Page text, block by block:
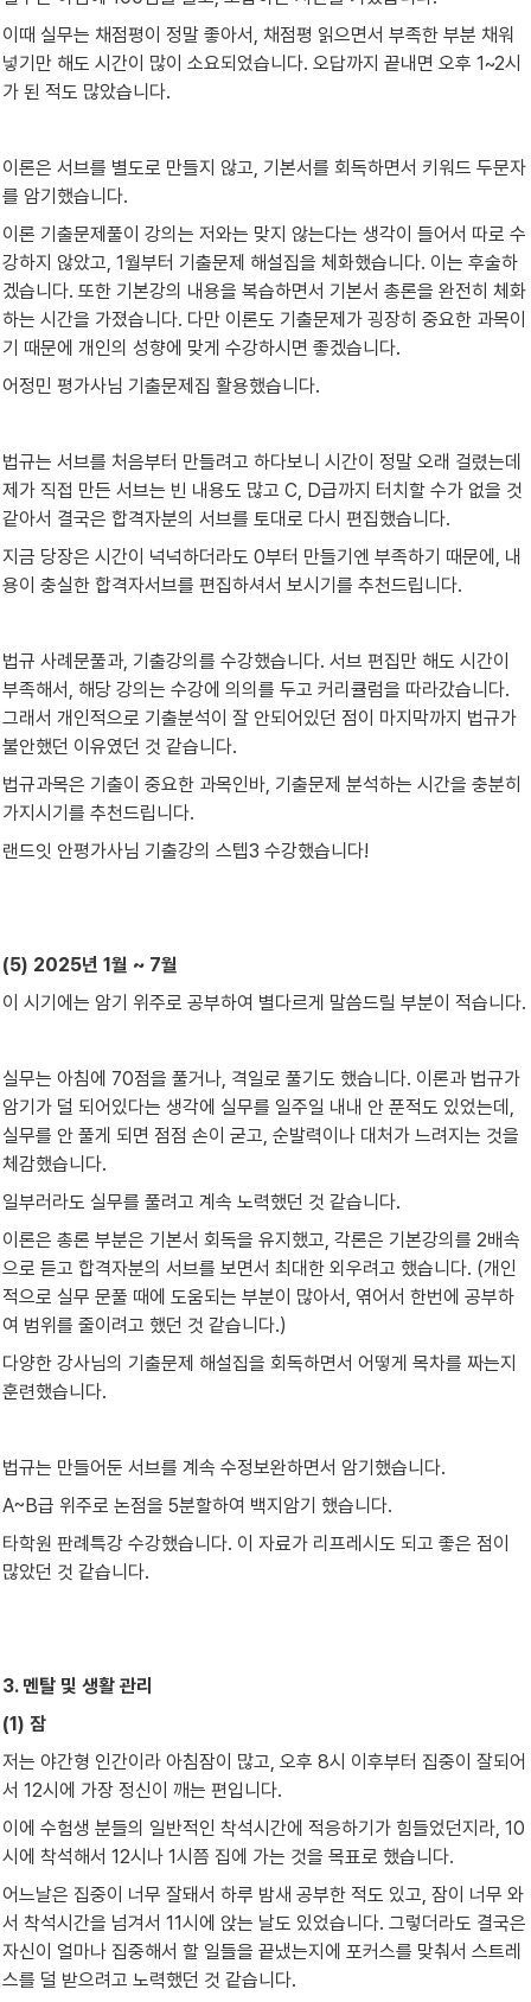
이때 실무는 채점평이 정말 좋아서, 채점평 읽으면서 부족한 부분 채워
넣기만 해도 시간이 많이 소요되었습니다. 오답까지 끝내면 오후 1~2시
가 된 적도 많았습니다.
이론은 서브를 별도로 만들지 않고, 기본서를 회독하면서 키워드 두문자
를 암기했습니다.
이론 기출문제풀이 강의는 저와는 맞지 않는다는 생각이 들어서 따로 수
강하지 않았고, 1월부터 기출문제 해설집을 체화했습니다. 이는 후술하
겠습니다. 또한 기본강의 내용을 복습하면서 기본서 총론을 완전히 체화
하는 시간을 가졌습니다. 다만 이론도 기출문제가 굉장히 중요한 과목이
기 때문에 개인의 성향에 맞게 수강하시면 좋겠습니다.
어정민 평가사님 기출문제집 활용했습니다.
법규는 서브를 처음부터 만들려고 하다보니 시간이 정말 오래 걸렸는데
제가 직접 만든 서브는 빈 내용도 많고 C, D급까지 터치할 수가 없을 것
같아서 결국은 합격자분의 서브를 토대로 다시 편집했습니다.
지금 당장은 시간이 넉넉하더라도 0부터 만들기엔 부족하기 때문에, 내
용이 충실한 합격자서브를 편집하셔서 보시기를 추천드립니다.
법규 사례문풀과, 기출강의를 수강했습니다. 서브 편집만 해도 시간이
부족해서, 해당 강의는 수강에 의의를 두고 커리큘럼을 따라갔습니다.
그래서 개인적으로 기출분석이 잘 안되어있던 점이 마지막까지 법규가
불안했던 이유였던 것 같습니다.
법규과목은 기출이 중요한 과목인바, 기출문제 분석하는 시간을 충분히
가지시기를 추천드립니다.
랜드잇 안평가사님 기출강의 스텝3 수강했습니다!
(5) 2025년 1월 ~ 7월
이 시기에는 암기 위주로 공부하여 별다르게 말씀드릴 부분이 적습니다.
실무는 아침에 70점을 풀거나, 격일로 풀기도 했습니다. 이론과 법규가
암기가 덜 되어있다는 생각에 실무를 일주일 내내 안 푼적도 있었는데,
실무를 안 풀게 되면 점점 손이 굳고, 순발력이나 대처가 느려지는 것을
체감했습니다.
일부러라도 실무를 풀려고 계속 노력했던 것 같습니다.
이론은 총론 부분은 기본서 회독을 유지했고, 각론은 기본강의를 2배속
으로 듣고 합격자분의 서브를 보면서 최대한 외우려고 했습니다. (개인
적으로 실무 문풀 때에 도움되는 부분이 많아서, 엮어서 한번에 공부하
여 범위를 줄이려고 했던 것 같습니다.)
다양한 강사님의 기출문제 해설집을 회독하면서 어떻게 목차를 짜는지
훈련했습니다.
법규는 만들어둔 서브를 계속 수정보완하면서 암기했습니다.
A~B급 위주로 논점을 5분할하여 백지암기 했습니다.
타학원 판례특강 수강했습니다. 이 자료가 리프레시도 되고 좋은 점이
많았던 것 같습니다.
3. 멘탈 및 생활 관리
(1) 잠
저는 야간형 인간이라 아침잠이 많고, 오후 8시 이후부터 집중이 잘되어
서 12시에 가장 정신이 깨는 편입니다.
이에 수험생 분들의 일반적인 착석시간에 적응하기가 힘들었던지라, 10
시에 착석해서 12시나 1시쯤 집에 가는 것을 목표로 했습니다.
어느날은 집중이 너무 잘돼서 하루 밤새 공부한 적도 있고, 잠이 너무 와
서 착석시간을 넘겨서 11시에 앉는 날도 있었습니다. 그렇더라도 결국은
자신이 얼마나 집중해서 할 일들을 끝냈는지에 포커스를 맞춰서 스트레
스를 덜 받으려고 노력했던 것 같습니다.